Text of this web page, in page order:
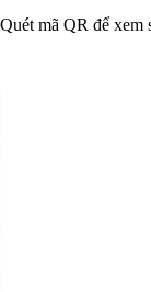
Quét mã QR để xem